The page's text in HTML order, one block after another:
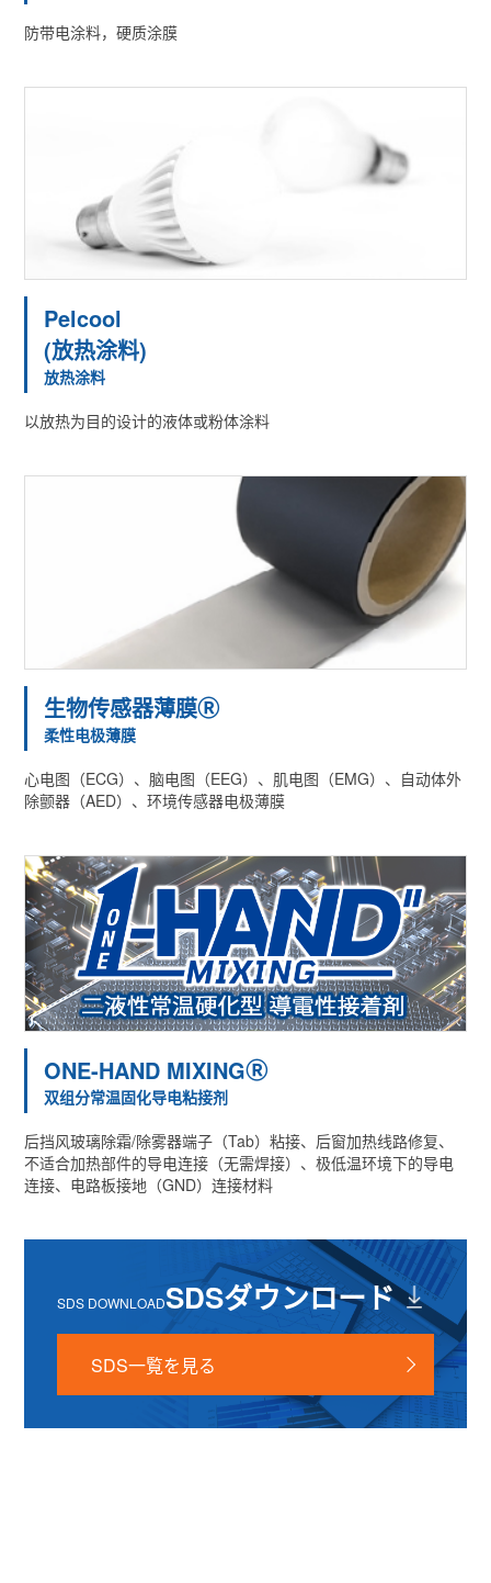
防带电涂料，硬质涂膜
Pelcool
(放热涂料)
放热涂料
以放热为目的设计的液体或粉体涂料
生物传感器薄膜Ⓡ
柔性电极薄膜
心电图（ECG）、脑电图（EEG）、肌电图（EMG）、自动体外
除颤器（AED）、环境传感器电极薄膜
ONE-HAND MIXINGⓇ
双组分常温固化导电粘接剂
后挡风玻璃除霜/除雾器端子（Tab）粘接、后窗加热线路修复、
不适合加热部件的导电连接（无需焊接）、极低温环境下的导电
连接、电路板接地（GND）连接材料
SDS DOWNLOADSDSダウンロード
SDS一覧を見る